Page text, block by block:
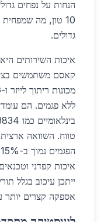
10 טון, מה
גדולים.
איכות השירותים
קאסם משתמשים
טווח. השוואה
איכות קפדני
ייתכן עיכוב בגלל
אספקה קצרים יותר